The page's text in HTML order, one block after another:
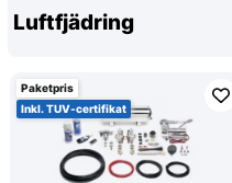
Luftfjädring
Paketpris
Inkl. TUV-certifikat